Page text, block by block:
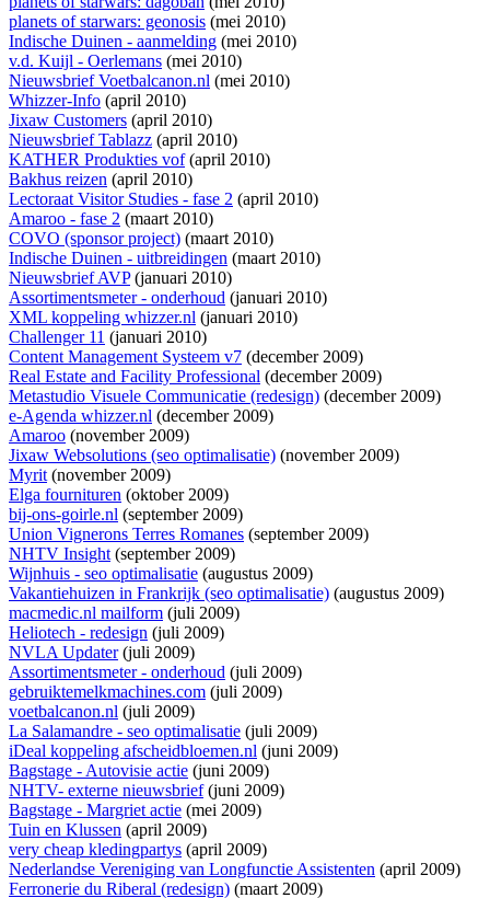
planets of starwars: geonosis (mei 2010)
Indische Duinen - aanmelding (mei 2010)
v.d. Kuijl - Oerlemans (mei 2010)
Nieuwsbrief Voetbalcanon.nl (mei 2010)
Whizzer-Info (april 2010)
Jixaw Customers (april 2010)
Nieuwsbrief Tablazz (april 2010)
KATHER Produkties vof(april 2010)
Bakhus reizen (april 2010)
Lectoraat Visitor Studies - fase 2 (april 2010)
Amaroo - fase 2 (maart 2010)
COVO (sponsor project) (maart 2010)
Indische Duinen - uitbreidingen (maart 2010)
Nieuwsbrief AVP(januari 2010)
Assortimentsmeter - onderhoud (januari 2010)
XML koppeling whizzer.nl (januari 2010)
Challenger 11 (januari 2010)
Content Management Systeem v7 (december 2009)
Real Estate and Facility Professional (december 2009)
Metastudio Visuele Communicatie (redesign) (december 2009)
e-Agenda whizzer.nl (december 2009)
Amaroo (november 2009)
Jixaw Websolutions (seo optimalisatie) (november 2009)
Myrit(november 2009)
Elga fournituren (oktober 2009)
bij-ons-goirle.nl (september 2009)
Union Vignerons Terres Romanes (september 2009)
NHTV Insight(september 2009)
Wijnhuis - seo optimalisatie (augustus 2009)
Vakantiehuizen in Frankrijk (seo optimalisatie) (augustus 2009)
macmedic.nl mailform (juli 2009)
Heliotech - redesign (juli 2009)
NVLA Updater(juli 2009)
Assortimentsmeter - onderhoud (juli 2009)
gebruiktemelkmachines.com (juli 2009)
voetbalcanon.nl (juli 2009)
La Salamandre - seo optimalisatie (juli 2009)
iDeal koppeling afscheidbloemen.nl (juni 2009)
Bagstage - Autovisie actie (juni 2009)
NHTV- externe nieuwsbrief(juni 2009)
Bagstage - Margriet actie (mei 2009)
Tuin en Klussen (april 2009)
very cheap kledingpartys (april 2009)
Nederlandse Vereniging van Longfunctie Assistenten (april 2009)
Ferronerie du Riberal (redesign) (maart 2009)